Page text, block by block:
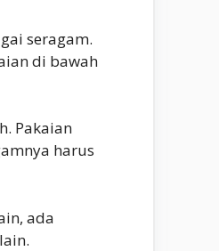
seragam.
di bawah
Pakaian
harus
ada